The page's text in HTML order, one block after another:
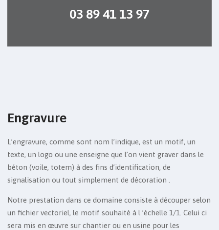
03 89 41 13 97
Engravure
L’engravure, comme sont nom l’indique, est un motif, un
texte, un logo ou une enseigne que l’on vient graver dans le
béton (voile, totem) à des fins d’identification, de
signalisation ou tout simplement de décoration .
Notre prestation dans ce domaine consiste à découper selon
un fichier vectoriel, le motif souhaité à l ’échelle 1/1. Celui ci
sera mis en œuvre sur chantier ou en usine pour les